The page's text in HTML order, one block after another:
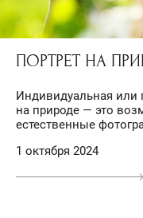
ПОРТРЕТ НА
Индивидуальная или
на природе — это
естественные
1 октября 2024